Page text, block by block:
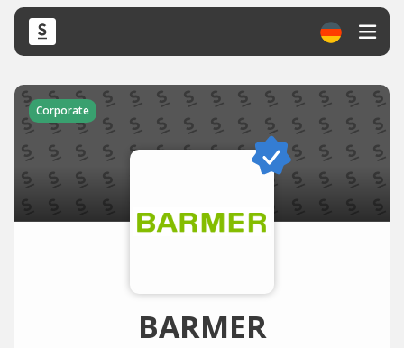
Corporate
BARMER